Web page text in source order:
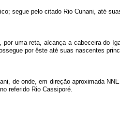
segue pelo citado Rio Cunani, até
uma reta, alcança a cabeceira do
por êste até suas nascentes
de onde, em direção aproximada
referido Rio Cassiporé.